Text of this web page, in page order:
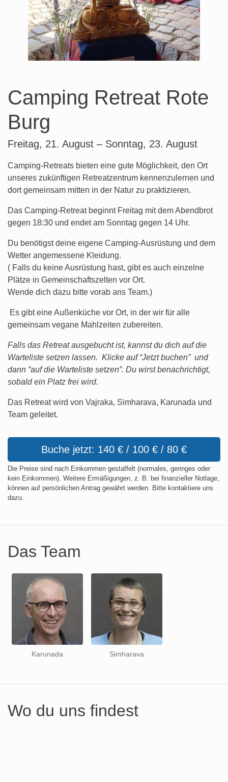
Camping Retreat Rote
Burg
Freitag, 21. August – Sonntag, 23. August
Camping-Retreats bieten eine gute Möglichkeit, den Ort
unseres zukünftigen Retreatzentrum kennenzulernen und
dort gemeinsam mitten in der Natur zu praktizieren.
Das Camping-Retreat beginnt Freitag mit dem Abendbrot
gegen 18:30 und endet am Sonntag gegen 14 Uhr.
Du benötigst deine eigene Camping-Ausrüstung und dem
Wetter angemessene Kleidung.
( Falls du keine Ausrüstung hast, gibt es auch einzelne
Plätze in Gemeinschaftszelten vor Ort.
Wende dich dazu bitte vorab ans Team.)
Es gibt eine Außenküche vor Ort, in der wir für alle
gemeinsam vegane Mahlzeiten zubereiten.
Falls das Retreat ausgebucht ist, kannst du dich auf die
Warteliste setzen lassen. Klicke auf “Jetzt buchen” und
dann “auf die Warteliste setzen”. Du wirst benachrichtigt,
sobald ein Platz frei wird.
Das Retreat wird von Vajraka, Simharava, Karunada und
Team geleitet.
Buche jetzt: 140 € / 100 € / 80 €
Die Preise sind nach Einkommen gestaffelt (normales, geringes oder
kein Einkommen). Weitere Ermäßigungen, z. B. bei finanzieller Notlage,
können auf persönlichen Antrag gewährt werden. Bitte kontaktiere uns
dazu.
Das Team
Karunada Simharava
Wo du uns findest